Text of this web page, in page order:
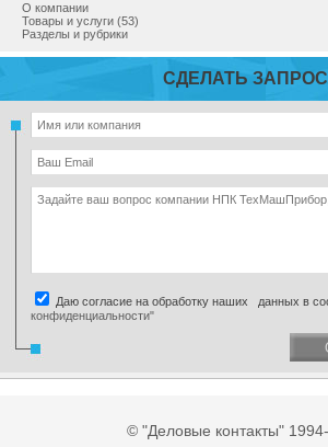
О компании
Товары и услуги (53)
Разделы и рубрики
СДЕЛАТЬ ЗАПРОС
Даю согласие на обработку наших данных в
конфиденциальности"
© "Деловые контакты"